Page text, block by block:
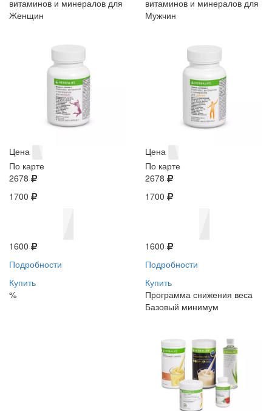
витаминов и минералов для
Женщин
Цена
По карте
2678
1700
1600
Подробности
Купить
%
витаминов и минералов для
Мужчин
Цена
По карте
2678
1700
1600
Подробности
Купить
Программа снижения веса
Базовый минимум